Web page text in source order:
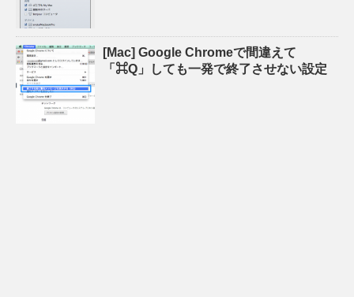
[Mac] Google Chromeで間違えて
「⌘Q」しても一発で終了させない設定